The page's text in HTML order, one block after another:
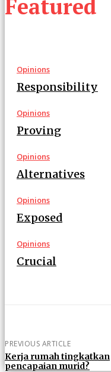
Featured
Opinions
Responsibility
Opinions
Proving
Opinions
Alternatives
Opinions
Exposed
Opinions
Crucial
PREVIOUS ARTICLE
Kerja rumah tingkatkan
pencapaian murid?